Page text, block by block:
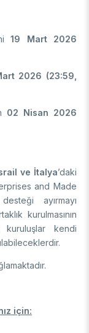
19 Mart 2026
2026 (23:59,
02 Nisan 2026
ve İtalya’daki
and Made
ayırmayı
kurulmasının
kendi
için: